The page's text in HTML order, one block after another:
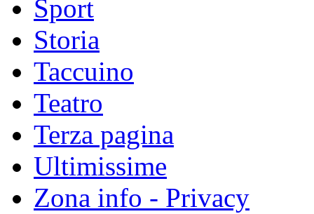
Sport
Storia
Taccuino
Teatro
Terza pagina
Ultimissime
Zona info - Privacy